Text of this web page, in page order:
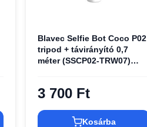
Blavec Selfie Bot Coco P02
tripod + távirányító 0,7
méter (SSCP02-TRW07)
3 700 Ft
Kosárba